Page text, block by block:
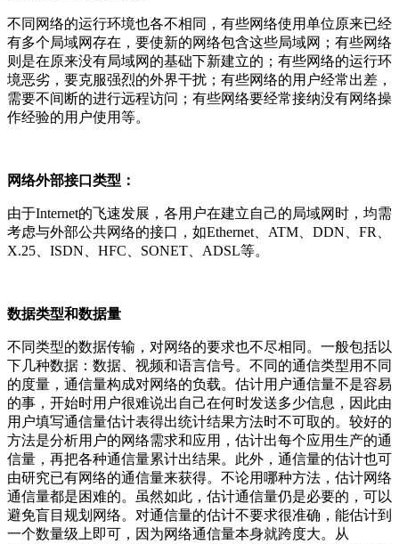
不同网络的运行环境也各不相同，有些网络使用单位原来已经
有多个局域网存在，要使新的网络包含这些局域网；有些网络
则是在原来没有局域网的基础下新建立的；有些网络的运行环
境恶劣，要克服强烈的外界干扰；有些网络的用户经常出差，
需要不间断的进行远程访问；有些网络要经常接纳没有网络操
作经验的用户使用等。
网络外部接口类型：
由于Internet的飞速发展，各用户在建立自己的局域网时，均需
考虑与外部公共网络的接口，如Ethernet、ATM、DDN、FR、
X.25、ISDN、HFC、SONET、ADSL等。
数据类型和数据量
不同类型的数据传输，对网络的要求也不尽相同。一般包括以
下几种数据：数据、视频和语言信号。不同的通信类型用不同
的度量，通信量构成对网络的负载。估计用户通信量不是容易
的事，开始时用户很难说出自己在何时发送多少信息，因此由
用户填写通信量估计表得出统计结果方法时不可取的。较好的
方法是分析用户的网络需求和应用，估计出每个应用生产的通
信量，再把各种通信量累计出结果。此外，通信量的估计也可
由研究已有网络的通信量来获得。不论用哪种方法，估计网络
通信量都是困难的。虽然如此，估计通信量仍是必要的，可以
避免盲目规划网络。对通信量的估计不要求很准确，能估计到
一个数量级上即可，因为网络通信量本身就跨度大。从